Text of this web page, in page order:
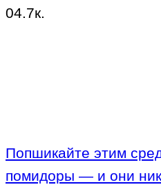
04.7к.
Попшикайте этим
помидоры — и они